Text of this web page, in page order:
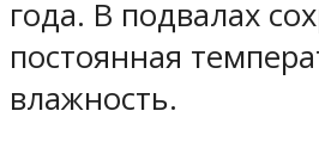
года. В подвалах
постоянная
влажность.